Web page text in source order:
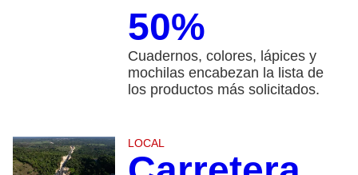
50%
Cuadernos, colores, lápices y
mochilas encabezan la lista de
los productos más solicitados.
LOCAL